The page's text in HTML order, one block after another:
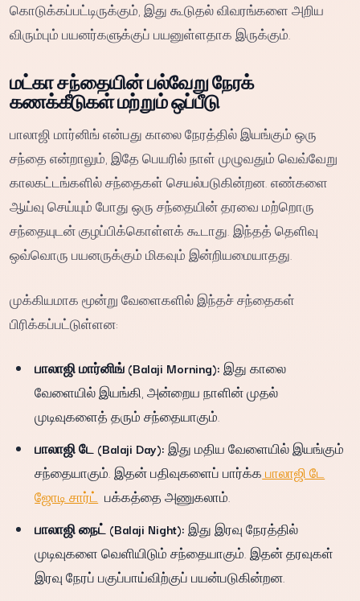
கொடுக்கப்பட்டிருக்கும், இது கூடுதல் விவரங்களை அறிய
விரும்பும் பயனர்களுக்குப் பயனுள்ளதாக இருக்கும்.
மட்கா சந்தையின் பல்வேறு நேரக்
கணக்கீடுகள் மற்றும் ஒப்பீடு
பாலாஜி மார்னிங் என்பது காலை நேரத்தில் இயங்கும் ஒரு
சந்தை என்றாலும், இதே பெயரில் நாள் முழுவதும் வெவ்வேறு
காலகட்டங்களில் சந்தைகள் செயல்படுகின்றன. எண்களை
ஆய்வு செய்யும் போது ஒரு சந்தையின் தரவை மற்றொரு
சந்தையுடன் குழப்பிக்கொள்ளக் கூடாது. இந்தத் தெளிவு
ஒவ்வொரு பயனருக்கும் மிகவும் இன்றியமையாதது.
முக்கியமாக மூன்று வேளைகளில் இந்தச் சந்தைகள்
பிரிக்கப்பட்டுள்ளன:
பாலாஜி மார்னிங் (Balaji Morning): இது காலை
வேளையில் இயங்கி, அன்றைய நாளின் முதல்
முடிவுகளைத் தரும் சந்தையாகும்.
பாலாஜி டே (Balaji Day): இது மதிய வேளையில் இயங்கும்
சந்தையாகும். இதன் பதிவுகளைப் பார்க்க பாலாஜி டே
ஜோடி சார்ட் பக்கத்தை அணுகலாம்.
பாலாஜி நைட் (Balaji Night): இது இரவு நேரத்தில்
முடிவுகளை வெளியிடும் சந்தையாகும். இதன் தரவுகள்
இரவு நேரப் பகுப்பாய்விற்குப் பயன்படுகின்றன.